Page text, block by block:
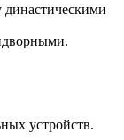
устройств.